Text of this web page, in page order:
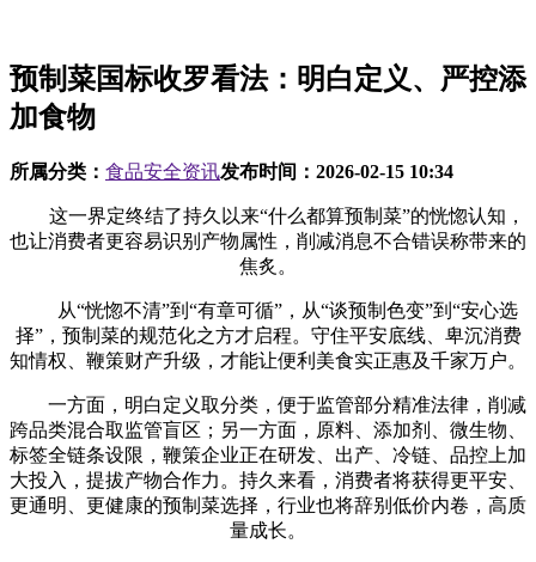
预制菜国标收罗看法：明白定义、严控添
加食物
所属分类： 食品安全资讯发布时间： 2026-02-15 10:34
这一界定终结了持久以来“什么都算预制菜”的恍惚认知，
也让消费者更容易识别产物属性，削减消息不合错误称带来的
焦炙。
从“恍惚不清”到“有章可循”，从“谈预制色变”到“安心选
择”，预制菜的规范化之方才启程。守住平安底线、卑沉消费
知情权、鞭策财产升级，才能让便利美食实正惠及千家万户。
一方面，明白定义取分类，便于监管部分精准法律，削减
跨品类混合取监管盲区；另一方面，原料、添加剂、微生物、
标签全链条设限，鞭策企业正在研发、出产、冷链、品控上加
大投入，提拔产物合作力。持久来看，消费者将获得更平安、
更通明、更健康的预制菜选择，行业也将辞别低价内卷，高质
量成长。